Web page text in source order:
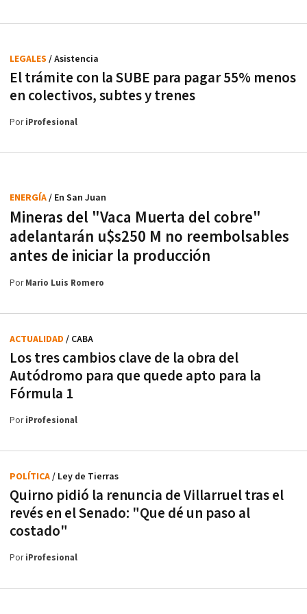
El trámite con la SUBE para pagar 55% menos
en colectivos, subtes y trenes
LEGALES / Asistencia
PoriProfesional
Mineras del "Vaca Muerta del cobre"
adelantarán u$s250 M no reembolsables
antes de iniciar la producción
ENERGÍA/ En San Juan
PorMario Luis Romero
Los tres cambios clave de la obra del
Autódromo para que quede apto para la
Fórmula 1
ACTUALIDAD / CABA
PoriProfesional
Quirno pidió la renuncia de Villarruel tras el
revés en el Senado: "Que dé un paso al
costado"
POLÍTICA/ Ley de Tierras
PoriProfesional